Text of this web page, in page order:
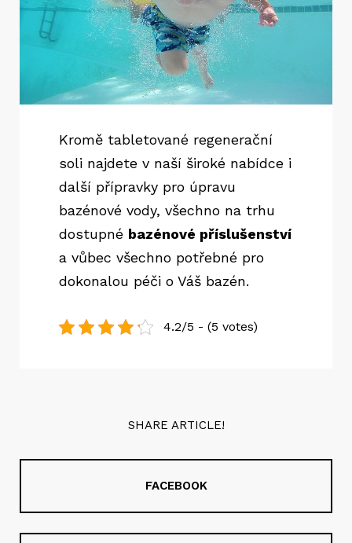
Kromě tabletované regenerační
soli najdete v naší široké nabídce i
další přípravky pro úpravu
bazénové vody, všechno na trhu
dostupné bazénové příslušenství
a vůbec všechno potřebné pro
dokonalou péči o Váš bazén.
4.2/5 - (5 votes)
SHARE ARTICLE!
FACEBOOK